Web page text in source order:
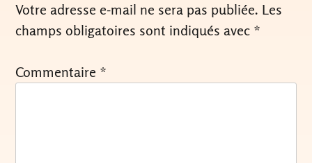
Votre adresse e-mail ne sera pas publiée. Les
champs obligatoires sont indiqués avec *
Commentaire *